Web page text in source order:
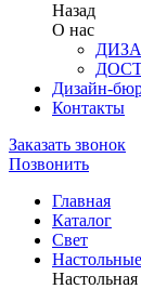
Назад
О нас
Дизайн-
Контакты
Заказать звонок
Позвонить
Главная
Каталог
Свет